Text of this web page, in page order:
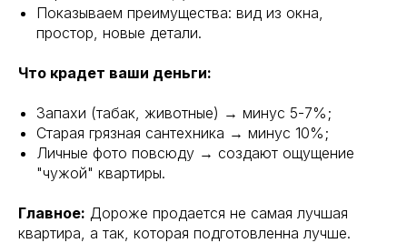
Показываем преимущества: вид из окна,
простор, новые детали.
Что крадет ваши деньги:
Запахи (табак, животные) → минус 5-7%;
Старая грязная сантехника → минус 10%;
Личные фото повсюду → создают ощущение
"чужой" квартиры.
Главное: Дороже продается не самая лучшая
квартира, а так, которая подготовленна лучше.